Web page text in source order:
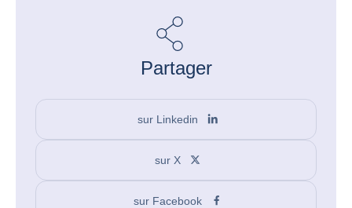
Partager
sur Linkedin
sur X
sur Facebook